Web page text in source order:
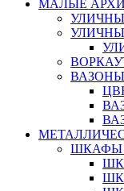
МАЛЫЕ
ШКАФЫ